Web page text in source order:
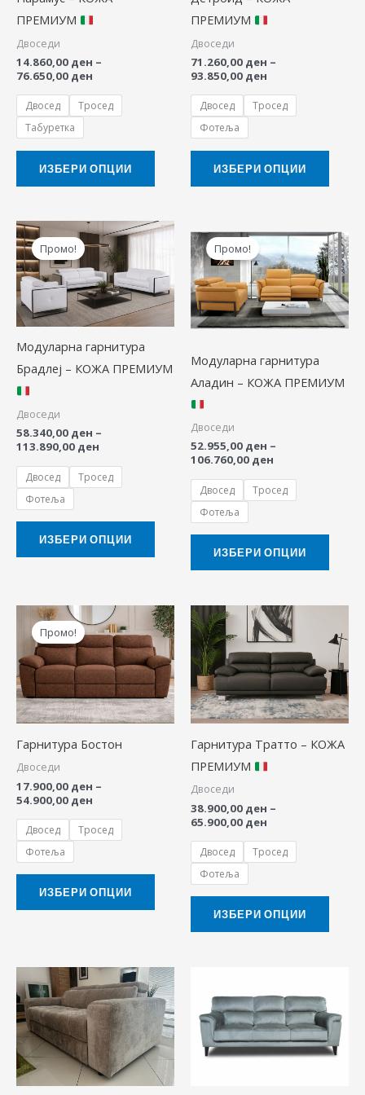
ПРЕМИУМ
Двоседи
14.860,00 ден –
76.650,00 ден
Двосед
Тросед
Табуретка
ИЗБЕРИ ОПЦИИ
chosen
ПРЕМИУМ
Двоседи
71.260,00 ден –
93.850,00 ден
Двосед
Тросед
Фотеља
ИЗБЕРИ ОПЦИИ
Промо!
Модуларна гарнитура
Брадлеј – КОЖА ПРЕМИУМ
Двоседи
58.340,00 ден –
113.890,00 ден
Price
range:
58.340,00 ден
through
113.890,00 ден
Двосед
Тросед
Фотеља
ИЗБЕРИ ОПЦИИ
This
product
has
multiple
variants.
options
chosen
Промо!
Модуларна гарнитура
Аладин – КОЖА ПРЕМИУМ
Двоседи
52.955,00 ден –
106.760,00 ден
range:
52.955,00 ден
through
106.760,00 ден
Двосед
Тросед
Фотеља
ИЗБЕРИ ОПЦИИ
This
has
may
Промо!
Гарнитура Бостон
Двоседи
17.900,00 ден –
54.900,00 ден
Price
range:
17.900,00 ден
through
54.900,00 ден
Двосед
Тросед
Фотеља
ИЗБЕРИ ОПЦИИ
This
product
has
multiple
variants.
The
options
chosen
product
Гарнитура Тратто – КОЖА
ПРЕМИУМ
Двоседи
38.900,00 ден –
65.900,00 ден
Price
range:
38.900,00 ден
through
65.900,00 ден
Двосед
Тросед
Фотеља
ИЗБЕРИ ОПЦИИ
has
The
page
Price
range:
39.900,00 ден
through
44.300,00 ден
This
product
has
multiple
variants.
The
35.900,00 ден
through
59.900,00 ден
has